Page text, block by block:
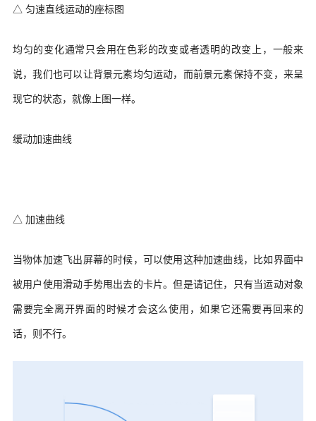
△ 匀速直线运动的座标图
均匀的变化通常只会用在色彩的改变或者透明的改变上，一般来
说，我们也可以让背景元素均匀运动，而前景元素保持不变，来呈
现它的状态，就像上图一样。
缓动加速曲线
△ 加速曲线
当物体加速飞出屏幕的时候，可以使用这种加速曲线，比如界面中
被用户使用滑动手势甩出去的卡片。但是请记住，只有当运动对象
需要完全离开界面的时候才会这么使用，如果它还需要再回来的
话，则不行。